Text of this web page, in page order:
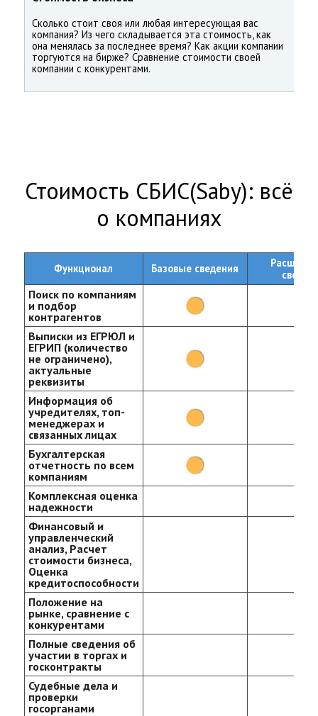
Сколько стоит своя или любая интересующая вас
компания? Из чего складывается эта стоимость, как
она менялась за последнее время? Как акции компании
торгуются на бирже? Сравнение стоимости своей
компании с конкурентами.
Стоимость СБИС(Saby): всё
о компаниях
Функционал Базовые сведения
Поиск по компаниям
и подбор
контрагентов
Выписки из ЕГРЮЛ и
ЕГРИП (количество
не ограничено),
актуальные
реквизиты
Информация об
учредителях, топ-
менеджерах и
связанных лицах
Бухгалтерская
отчетность по всем
компаниям
Комплексная оценка
надежности
Финансовый и
управленческий
анализ, Расчет
стоимости бизнеса,
Оценка
кредитоспособности
Положение на
рынке, сравнение с
конкурентами
Полные сведения об
участии в торгах и
госконтракты
Судебные дела и
проверки
госорганами